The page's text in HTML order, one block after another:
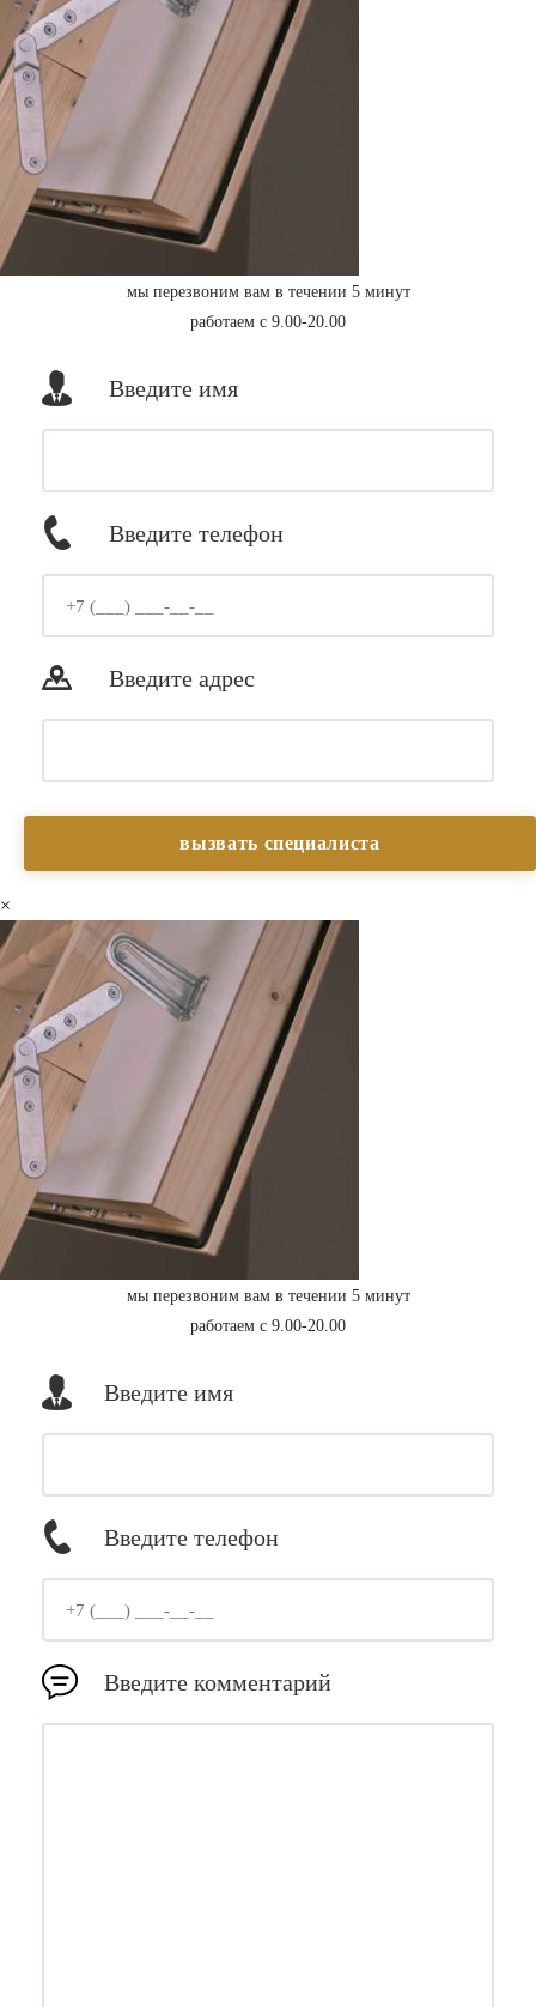
мы перезвоним вам в течении 5 минут
работаем с 9.00-20.00
Введите имя
Введите телефон
Введите адрес
×
мы перезвоним вам в течении 5 минут
работаем с 9.00-20.00
Введите имя
Введите телефон
Введите комментарий